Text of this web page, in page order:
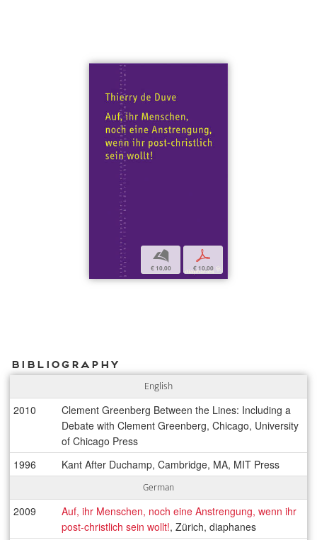
b
€ 10,00
p
€ 10,00
Bibliography
English
2010
Clement Greenberg Between the Lines: Including a
Debate with Clement Greenberg, Chicago, University
of Chicago Press
1996
Kant After Duchamp, Cambridge, MA, MIT Press
German
2009
Auf, ihr Menschen, noch eine Anstrengung, wenn ihr
post-christlich sein wollt!, Zürich, diaphanes